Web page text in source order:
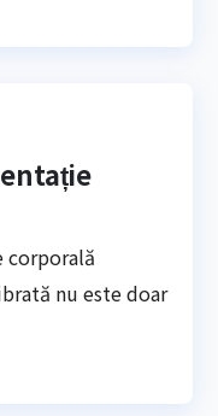
corporală
nu este doar